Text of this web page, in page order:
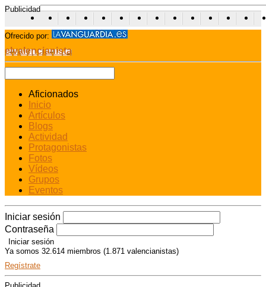
Publicidad
Ofrecido por:
elvalencianista
Aficionados
Inicio
Artículos
Blogs
Actividad
Protagonistas
Fotos
Vídeos
Grupos
Eventos
Iniciar sesión
Contraseña
Ya somos 32.614 miembros (1.871 valencianistas)
Regístrate